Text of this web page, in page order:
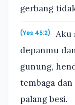
gerbang
(Yes 45:2)
Aku
depanmu
gunung,
tembaga
palang besi.